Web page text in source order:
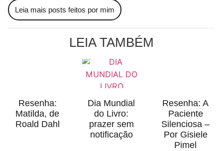
Leia mais posts feitos por mim
LEIA TAMBÉM
Resenha:
Matilda, de
Roald Dahl
Dia Mundial
do Livro:
prazer sem
notificação
Resenha: A
Paciente
Silenciosa –
Por Gisiele
Pimel